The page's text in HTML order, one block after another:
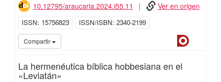
10.12795/araucaria.2024.i55.11
Ver en origen
ISSN 15756823 ISSN/ISBN 2340-2199
Compartir
La hermenéutica bíblica hobbesiana en el
«Leviatán»